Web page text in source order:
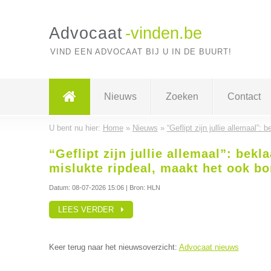
Advocaat -vinden.be
VIND EEN ADVOCAAT BIJ U IN DE BUURT!
Nieuws Zoeken Contact
U bent nu hier: Home» Nieuws » “Geflipt zijn jullie allemaal”:
“Geflipt zijn jullie allemaal”:
mislukte ripdeal, maakt het ook
Datum: 08-07-2026 15:06| Bron: HLN
LEES VERDER
Keer terug naar het nieuwsoverzicht: Advocaat nieuws